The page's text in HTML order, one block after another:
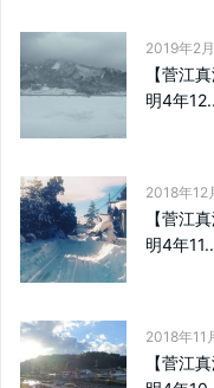
2019年2
【菅江
明4年
2018年12
【菅江
明4年
2018年11
【菅江